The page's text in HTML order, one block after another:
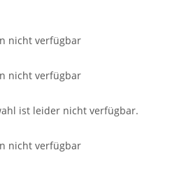
nicht verfügbar
nicht verfügbar
ist leider nicht verfügbar.
nicht verfügbar